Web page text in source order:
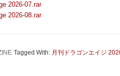
2026-07.rar
2026-08.rar
Tagged With: 月刊ドラゴンエイジ